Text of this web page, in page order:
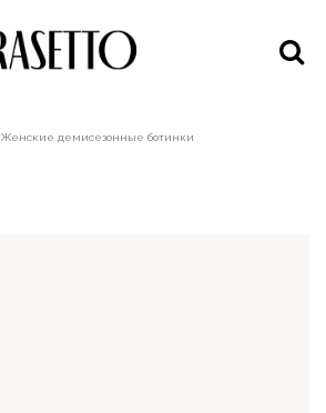
Женские демисезонные ботинки